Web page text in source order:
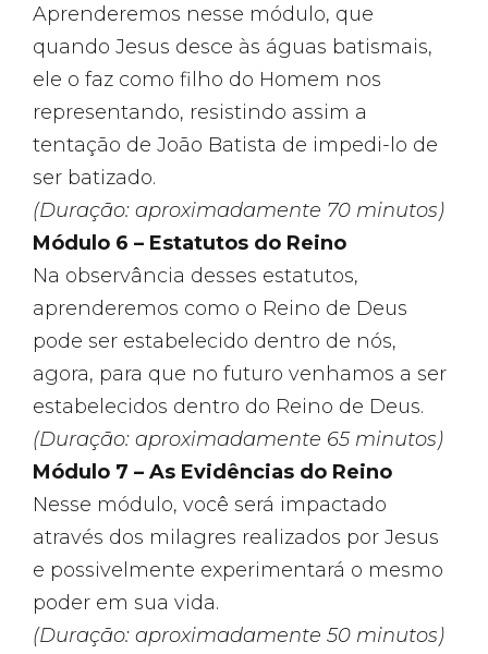
Aprenderemos nesse módulo, que
quando Jesus desce às águas batismais,
ele o faz como filho do Homem nos
representando, resistindo assim a
tentação de João Batista de impedi-lo de
ser batizado.
(Duração: aproximadamente 70 minutos)
Módulo 6 – Estatutos do Reino
Na observância desses estatutos,
aprenderemos como o Reino de Deus
pode ser estabelecido dentro de nós,
agora, para que no futuro venhamos a ser
estabelecidos dentro do Reino de Deus.
(Duração: aproximadamente 65 minutos)
Módulo 7 – As Evidências do Reino
Nesse módulo, você será impactado
através dos milagres realizados por Jesus
e possivelmente experimentará o mesmo
poder em sua vida.
(Duração: aproximadamente 50 minutos)